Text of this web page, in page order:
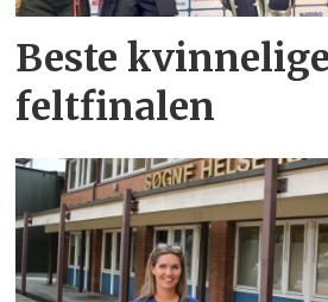
Beste
feltfinalen